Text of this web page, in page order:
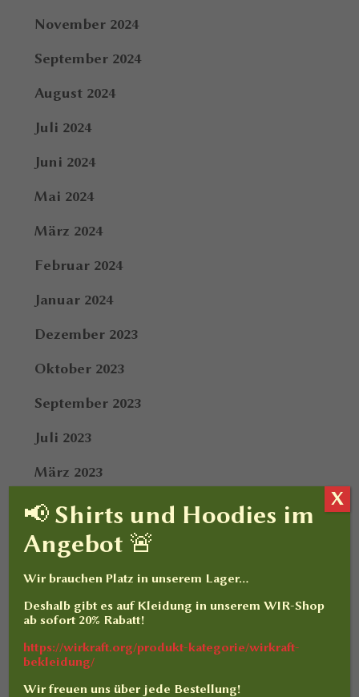
November 2024
September 2024
August 2024
Juli 2024
Juni 2024
Mai 2024
März 2024
Februar 2024
Januar 2024
Dezember 2023
Oktober 2023
September 2023
Juli 2023
März 2023
Februar 2023
Dezember 2022
Oktober 2022
März 2022
Februar 2022
📢 Shirts und Hoodies im
Angebot 🚨
Wir brauchen Platz in unserem Lager…
Deshalb gibt es aufKleidung in unserem WIR-Shop
ab sofort 20% Rabatt!
https://wirkraft.org/produkt-kategorie/wirkraft-
bekleidung/
Wir freuen uns über jede Bestellung!
X